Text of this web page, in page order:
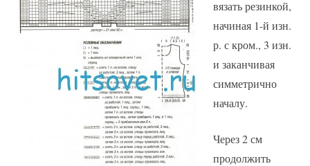
вязать резинкой,
начиная 1-й изн.
р. с кром., 3 изн.
и заканчивая
симметрично
началу.
Через 2 см
продолжить